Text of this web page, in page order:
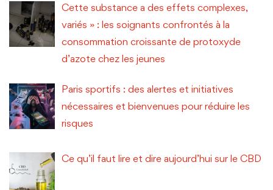
Cette substance a des effets complexes,
variés » : les soignants confrontés à la
consommation croissante de protoxyde
d’azote chez les jeunes
Paris sportifs : des alertes et initiatives
nécessaires et bienvenues pour réduire les
risques
Ce qu’il faut lire et dire aujourd’hui sur le CBD